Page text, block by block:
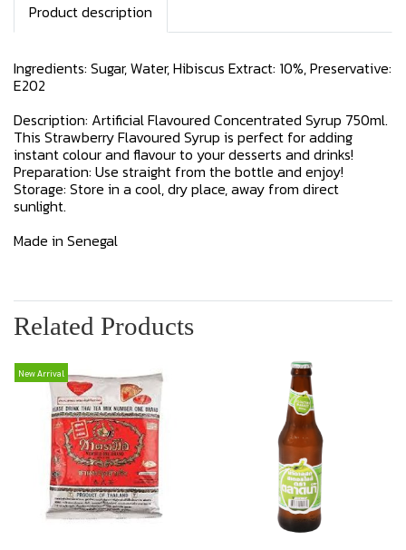
Product description
Ingredients: Sugar, Water, Hibiscus Extract: 10%, Preservative:
E202
Description: Artificial Flavoured Concentrated Syrup 750ml.
This Strawberry Flavoured Syrup is perfect for adding
instant colour and flavour to your desserts and drinks!
Preparation: Use straight from the bottle and enjoy!
Storage: Store in a cool, dry place, away from direct
sunlight.
Made in Senegal
Related Products
New Arrival